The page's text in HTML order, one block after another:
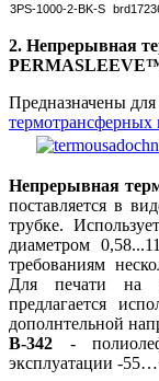
3PS-1000-2-BK-S
2. Непрерывная т
Предназначены для
термотрансферных
Непрерывная
поставляется в
трубке.
диаметром
требованиям
Для печати на
предлагается
дополнтельной
B-342 -
эксплуатации -